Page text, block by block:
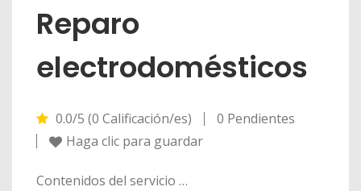
Reparo
electrodomésticos
0.0/5 (0 Calificación/es)
0 Pendientes
Haga clic para guardar
Contenidos del servicio …